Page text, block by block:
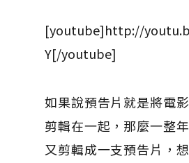
[youtube]http://
Y[/youtube]
如果說預告片就是將電
剪輯在一起，那麼一整
又剪輯成一支預告片，